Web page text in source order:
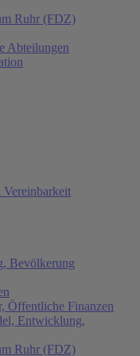
Ruhr (FDZ)
Abteilungen
Vereinbarkeit
Bevölkerung
Öffentliche Finanzen
Entwicklung,
Ruhr (FDZ)